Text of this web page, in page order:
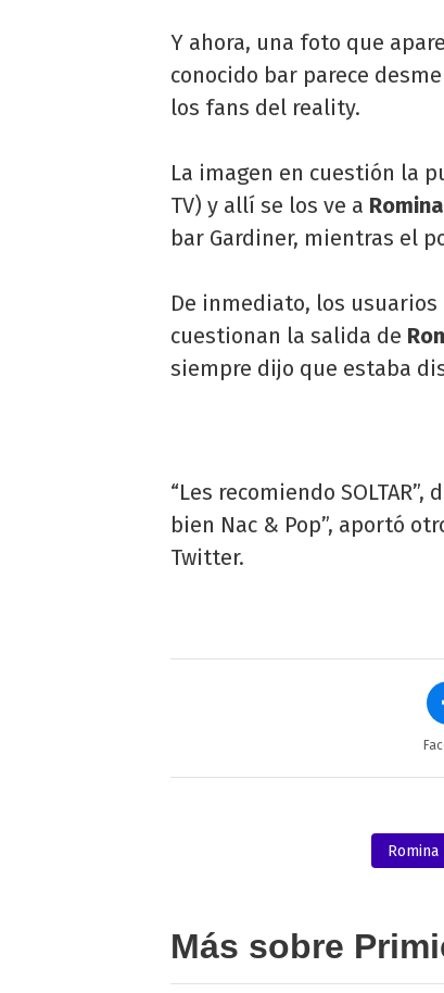
Y ahora, una foto que
conocido bar parece
los fans del reality.
La imagen en cuestión la
TV) y allí se los ve a Romina
bar Gardiner, mientras el
De inmediato, los
cuestionan la salida de
siempre dijo que estaba
“Les recomiendo
bien Nac & Pop”, aportó
Twitter.
Romina
Más sobre